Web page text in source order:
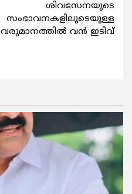
ശിവസേനയുടെ
സംഭാവനകളിലൂടെയുള്ള
വരുമാനത്തില്‍ വന്‍ ഇടിവ്